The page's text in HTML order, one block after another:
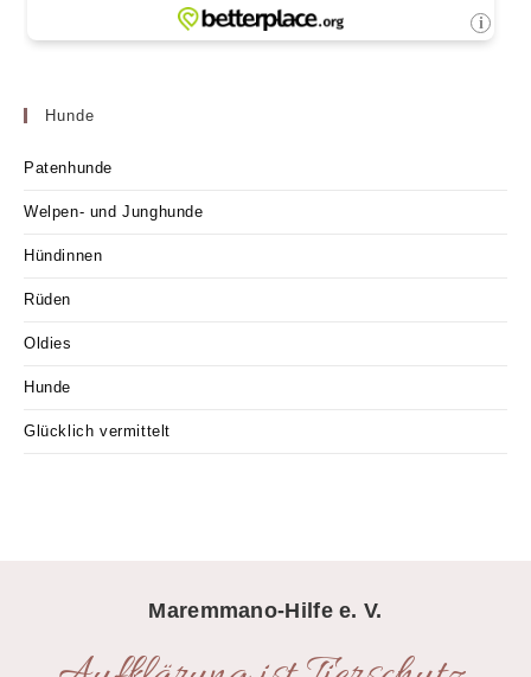
Hunde
Patenhunde
Welpen- und Junghunde
Hündinnen
Rüden
Oldies
Hunde
Glücklich vermittelt
Maremmano-Hilfe e. V.